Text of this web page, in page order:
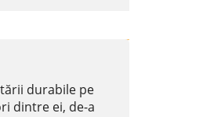
durabile pe
dintre ei, de-a